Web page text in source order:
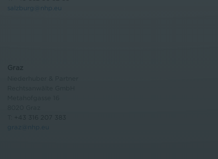
salzburg@nhp.eu
Graz
graz@nhp.eu